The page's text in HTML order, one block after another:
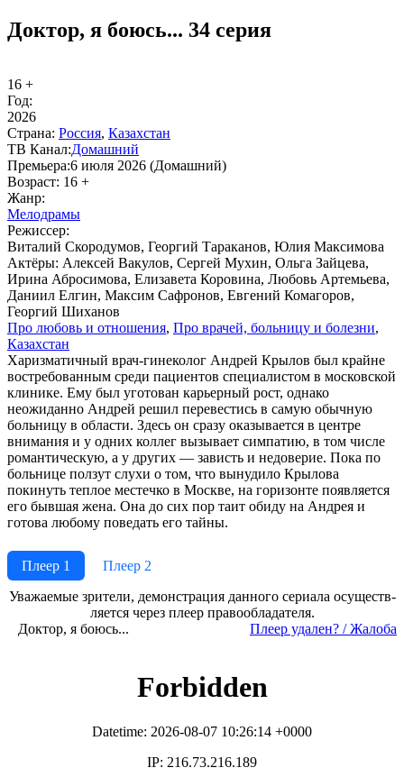
Доктор, я боюсь... 34 серия
16 +
Год:
2026
Стра­на: Рос­сия, Казахстан
ТВ Ка­нал:До­маш­ний
Пре­мье­ра:6 июля 2026 (Домашний)
Воз­раст: 16 +
Жанр:
Ме­ло­дра­мы
Ре­жис­сер:
Виталий Скородумов, Георгий Тараканов, Юлия Максимова
Ак­тё­ры: Алексей Вакулов, Сергей Мухин, Ольга Зайцева,
Ирина Абросимова, Елизавета Коровина, Любовь Артемьева,
Даниил Елгин, Максим Сафронов, Евгений Комагоров,
Георгий Шиханов
Про лю­бовь и от­но­ше­ния, Про вра­чей, боль­ни­цу и бо­лез­ни,
Казахстан
Харизматичный врач-гинеколог Андрей Крылов был крайне
востребованным среди пациентов специалистом в московской
клинике. Ему был уготован карьерный рост, однако
неожиданно Андрей решил перевестись в самую обычную
больницу в области. Здесь он сразу оказывается в центре
внимания и у одних коллег вызывает симпатию, в том числе
романтическую, а у других — зависть и недоверие. Пока по
больнице ползут слухи о том, что вынудило Крылова
покинуть теплое местечко в Москве, на горизонте появляется
его бывшая жена. Она до сих пор таит обиду на Андрея и
готова любому поведать его тайны.
Плеер 1
Плеер 2
Ува­жае­мые зри­те­ли, де­мон­ст­ра­ция дан­но­го се­риа­ла осу­ще­ст­в­
ля­ет­ся че­рез пле­ер пра­во­об­ла­да­те­ля.
Доктор, я боюсь...
Пле­ер уда­лен? / Жа­ло­ба